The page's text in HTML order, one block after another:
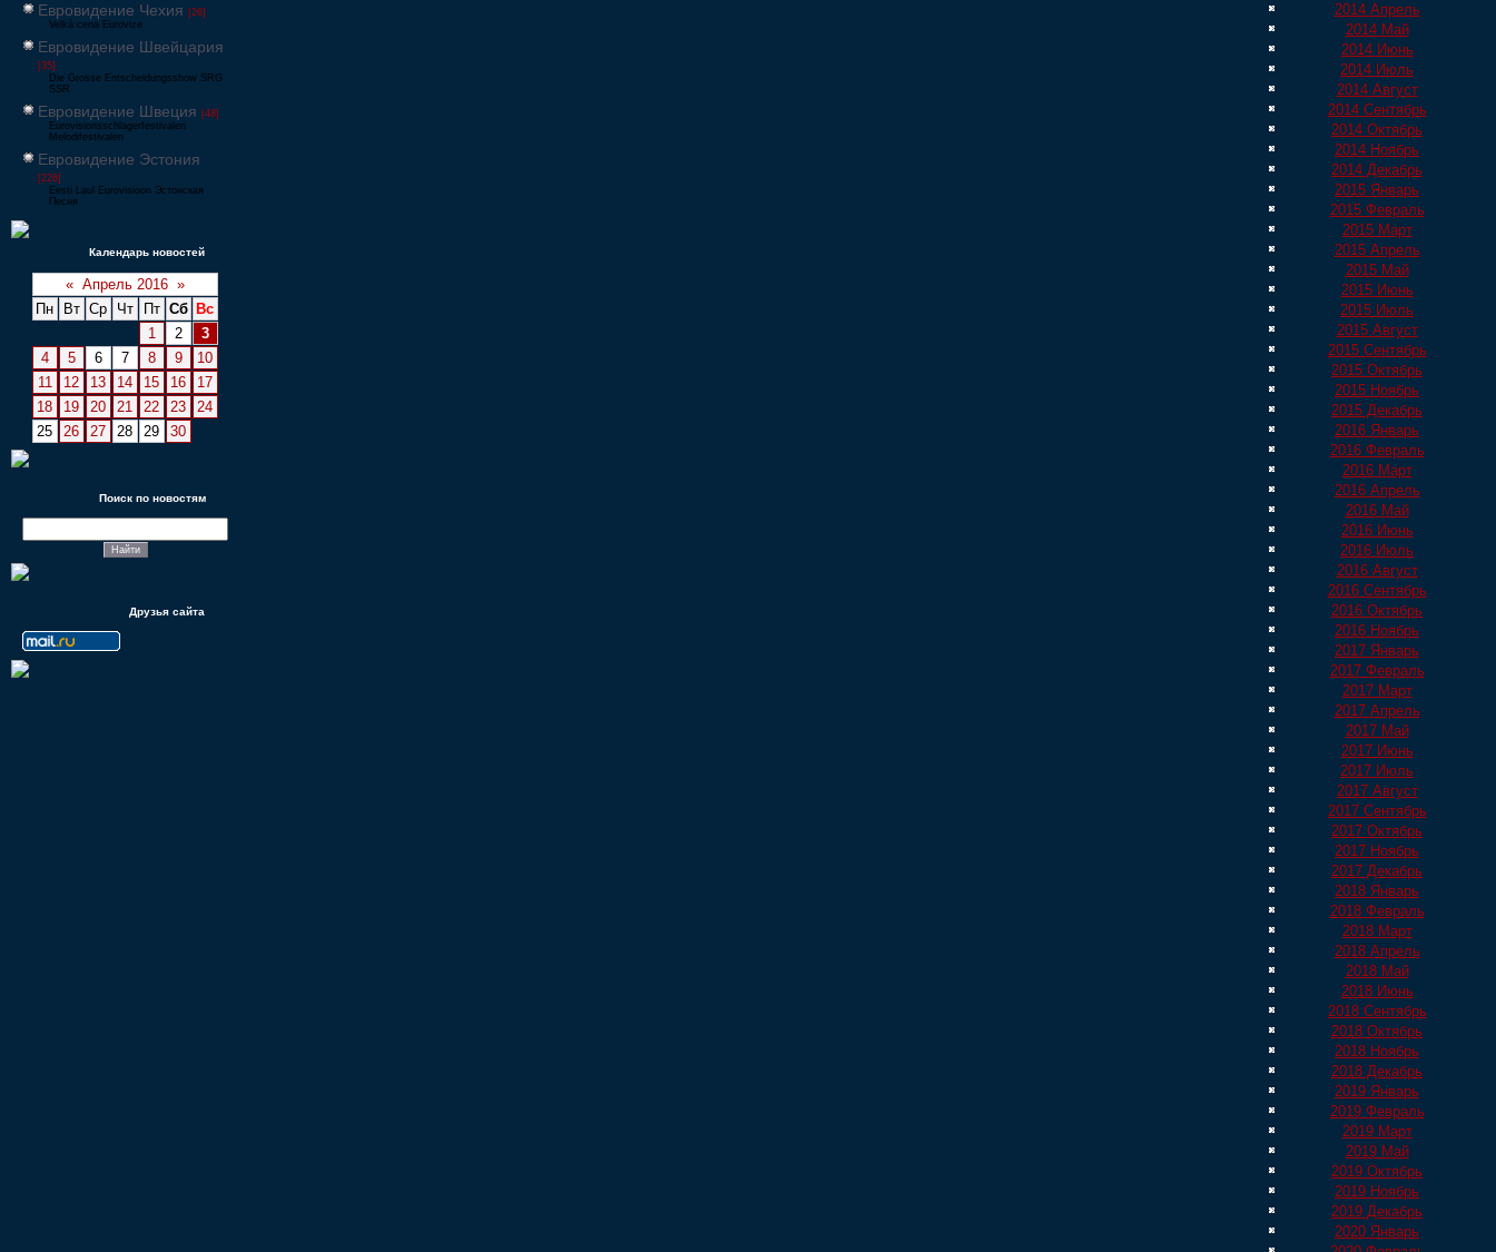
Евровидение Чехия [26]
Velká cena Eurovize
Евровидение Швейцария
[35]
Die Grosse Entscheidungsshow SRG
SSR
Евровидение Швеция [48]
Eurovisionsschlagerfestivalen
Melodifestivalen
Евровидение Эстония
[226]
Eesti Laul Eurovisioon Эстонская
Песня
Календарь новостей
« Апрель 2016 »
Пн
Вт Ср Чт Пт Сб
Вс
1
2
3
4
5 6 7 8 9
10
11
12 13 14 15 16
17
18
19 20 21 22 23
24
25
26 27 28 29 30
Поиск по новостям
Друзья сайта
2014 Апрель
2014 Май
2014 Июнь
2014 Июль
2014 Август
2014 Сентябрь
2014 Октябрь
2014 Ноябрь
2014 Декабрь
2015 Январь
2015 Февраль
2015 Март
2015 Апрель
2015 Май
2015 Июнь
2015 Июль
2015 Август
2015 Сентябрь
2015 Октябрь
2015 Ноябрь
2015 Декабрь
2016 Январь
2016 Февраль
2016 Март
2016 Апрель
2016 Май
2016 Июнь
2016 Июль
2016 Август
2016 Сентябрь
2016 Октябрь
2016 Ноябрь
2017 Январь
2017 Февраль
2017 Март
2017 Апрель
2017 Май
2017 Июнь
2017 Июль
2017 Август
2017 Сентябрь
2017 Октябрь
2017 Ноябрь
2017 Декабрь
2018 Январь
2018 Февраль
2018 Март
2018 Апрель
2018 Май
2018 Июнь
2018 Сентябрь
2018 Октябрь
2018 Ноябрь
2018 Декабрь
2019 Январь
2019 Февраль
2019 Март
2019 Май
2019 Октябрь
2019 Ноябрь
2019 Декабрь
2020 Январь